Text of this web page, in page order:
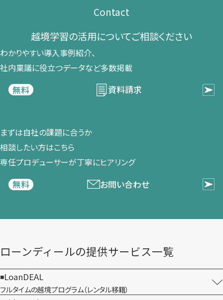
Contact
越境学習の​活用に​ついて​ご相談ください​
わかりやすい導入事例紹介、​
社内稟議に​役立つデータなど​多数掲載
無料
資料請求
まずは​自社の​課題に​合うか​
相談したい方は​こちら
専任プロデューサーが​丁寧に​ヒアリング
無料
お問い合わせ
ローンディールの​提供サービス一覧
LoanDEAL
フルタイムの越境プログラム​（レンタル移籍）